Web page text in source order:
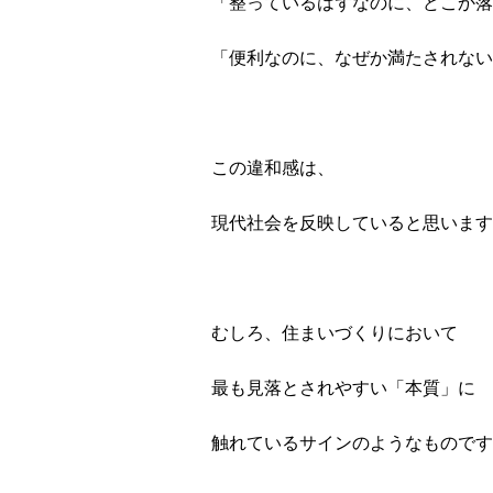
「便利なのに、なぜか満たされない
この違和感は、
現代社会を反映していると思います
むしろ、住まいづくりにおいて
最も見落とされやすい「本質」に
触れているサインのようなものです